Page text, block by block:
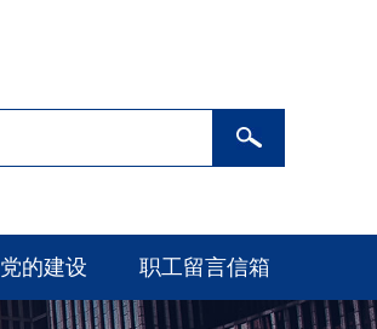
党的建设 职工留言信箱